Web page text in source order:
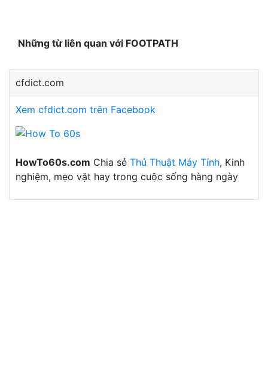
Những từ liên quan với FOOTPATH
cfdict.com
Xem cfdict.com trên Facebook
HowTo60s.com Chia sẻ Thủ Thuật Máy Tính, Kinh
nghiệm, mẹo vặt hay trong cuộc sống hàng ngày